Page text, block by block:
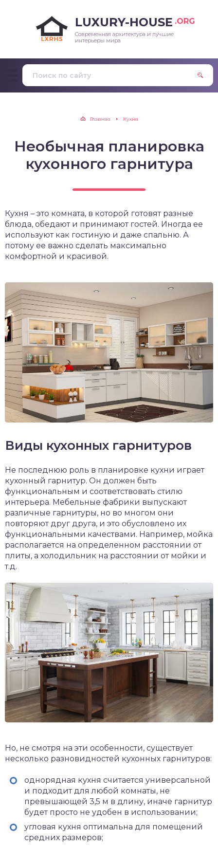
LUXURY-HOUSE .ORG
Современная архитектура и лучшие
интерьеры мира
Главная Кухня
Необычная планировка
кухонного гарнитура
Кухня – это комната, в которой готовят разные
блюда, обедают и принимают гостей. Иногда ее
используют как гостиную и даже спальню. А
потому ее важно сделать максимально
комфортной и красивой.
Виды кухонных гарнитуров
Не последнюю роль в планировке кухни играет
кухонный гарнитур. Он должен быть
функциональным и соответствовать стилю
интерьера. Мебельные фабрики выпускают
различные гарнитуры, но во многом они
повторяют друг друга, и это обусловлено их
функциональными качествами. Например, мойка
располагается на определенном расстоянии от
плиты, а холодильник на расстоянии от мойки и
т.д.
Но, не смотря на эти особенности, существует
несколько разновидностей кухонных гарнитуров:
однорядная кухня считается универсальной
и подходит для любой комнаты, не
превышающей 3,5 м в длину, иначе гарнитур
будет просто не удобен в использовании;
угловая кухня оптимальна для помещений
средних размеров;